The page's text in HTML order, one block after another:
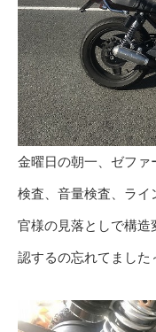
金曜日の朝一、ゼファ
検査、音量検査、ライ
官様の見落としで構
認するの忘れてました